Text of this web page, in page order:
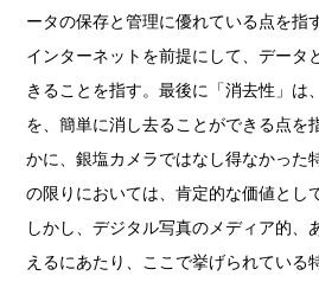
ータの保存と管理に優れている点を指
インターネットを前提にして、データ
きることを指す。最後に「消去性」は
を、簡単に消し去ることができる点を
かに、銀塩カメラではなし得なかった
の限りにおいては、肯定的な価値とし
しかし、デジタル写真のメディア的、
えるにあたり、ここで挙げられている